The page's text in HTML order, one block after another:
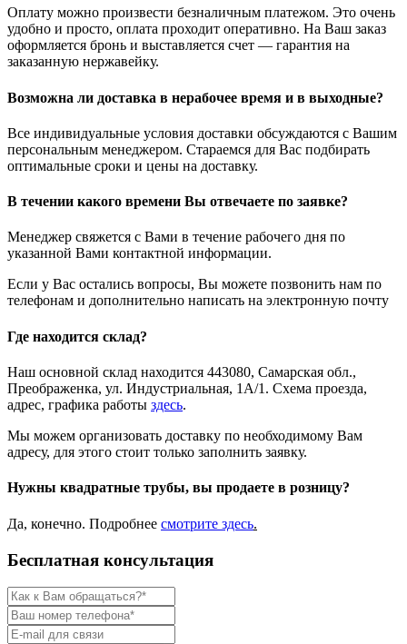
Оплату можно произвести безналичным платежом. Это очень
удобно и просто, оплата проходит оперативно. На Ваш заказ
оформляется бронь и выставляется счет — гарантия на
заказанную нержавейку.
Возможна ли доставка в нерабочее время и в выходные?
Все индивидуальные условия доставки обсуждаются с Вашим
персональным менеджером. Стараемся для Вас подбирать
оптимальные сроки и цены на доставку.
В течении какого времени Вы отвечаете по заявке?
Менеджер свяжется с Вами в течение рабочего дня по
указанной Вами контактной информации.
Если у Вас остались вопросы, Вы можете позвонить нам по
телефонам и дополнительно написать на электронную почту
Где находится склад?
Наш основной склад находится 443080, Самарская обл.,
Преображенка, ул. Индустриальная, 1А/1. Схема проезда,
адрес, графика работы здесь.
Мы можем организовать доставку по необходимому Вам
адресу, для этого стоит только заполнить заявку.
Нужны квадратные трубы, вы продаете в розницу?
Да, конечно. Подробнее смотрите здесь.
Бесплатная консультация